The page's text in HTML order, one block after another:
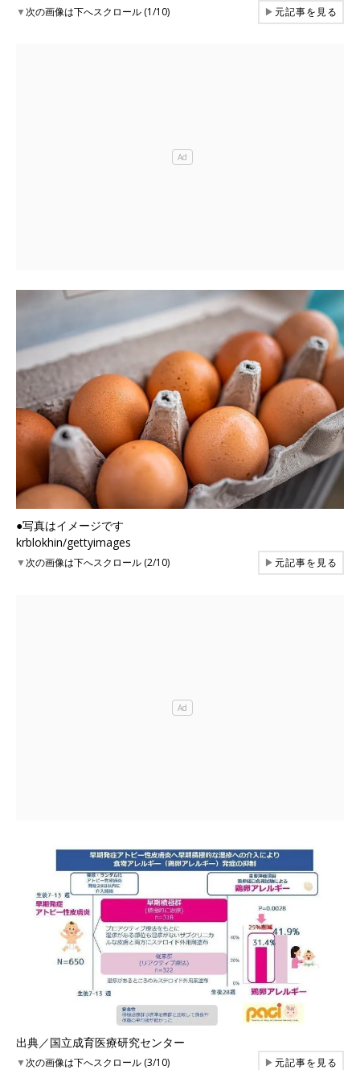
▼次の画像は下へスクロール (1/10) ▶元記事を見る
●写真はイメージです
krblokhin/gettyimages
▼次の画像は下へスクロール (2/10) ▶元記事を見る
出典／国立成育医療研究センター
▼次の画像は下へスクロール (3/10) ▶元記事を見る